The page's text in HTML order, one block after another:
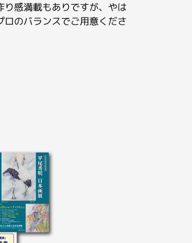
感満載もありですが、やは
ロのバランスでご用意くださ